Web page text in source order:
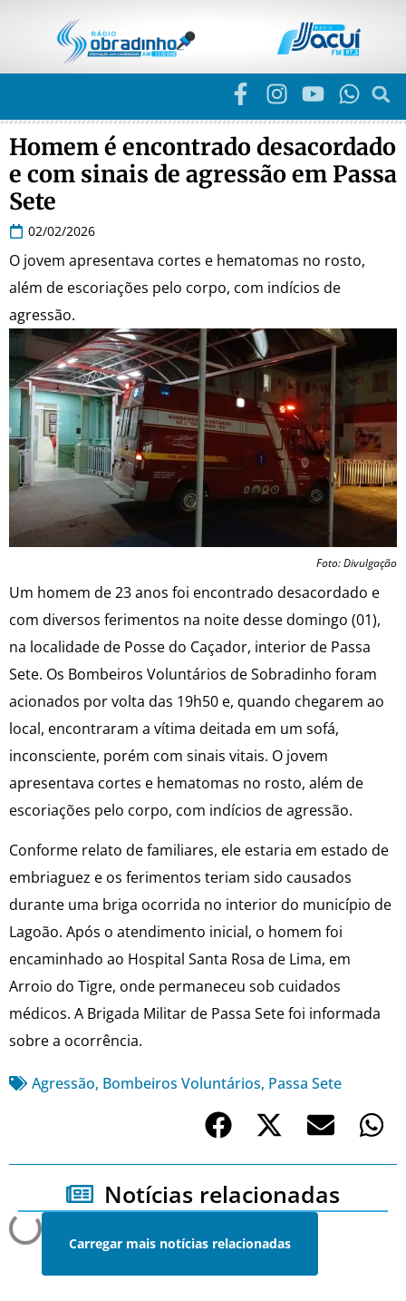
Homem é encontrado desacordado
e com sinais de agressão em Passa
Sete
02/02/2026
O jovem apresentava cortes e hematomas no rosto,
além de escoriações pelo corpo, com indícios de
agressão.
Foto: Divulgação
Um homem de 23 anos foi encontrado desacordado e
com diversos ferimentos na noite desse domingo (01),
na localidade de Posse do Caçador, interior de Passa
Sete. Os Bombeiros Voluntários de Sobradinho foram
acionados por volta das 19h50 e, quando chegarem ao
local, encontraram a vítima deitada em um sofá,
inconsciente, porém com sinais vitais. O jovem
apresentava cortes e hematomas no rosto, além de
escoriações pelo corpo, com indícios de agressão.
Conforme relato de familiares, ele estaria em estado de
embriaguez e os ferimentos teriam sido causados
durante uma briga ocorrida no interior do município de
Lagoão. Após o atendimento inicial, o homem foi
encaminhado ao Hospital Santa Rosa de Lima, em
Arroio do Tigre, onde permaneceu sob cuidados
médicos. A Brigada Militar de Passa Sete foi informada
sobre a ocorrência.
Agressão, Bombeiros Voluntários, Passa Sete
Notícias relacionadas
Carregar mais notícias relacionadas